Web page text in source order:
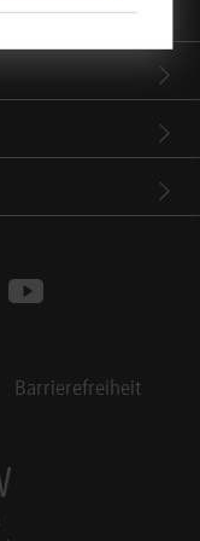
youtube
Barrierefreiheit